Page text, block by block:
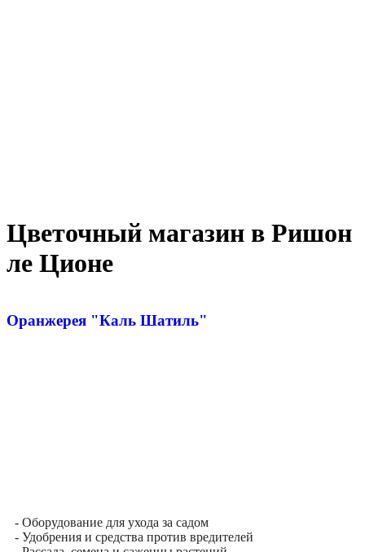
Цветочный магазин в Ришон
ле Ционе
Оранжерея "Каль Шатиль"
- Оборудование для ухода за садом
- Удобрения и средства против вредителей